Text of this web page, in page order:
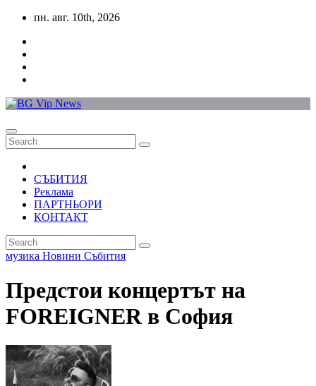
Skip
content
пн. авг. 10th, 2026
СЪБИТИЯ
Реклама
ПАРТНЬОРИ
КОНТАКТ
музика Новини Събития
Предстои концертът на
FOREIGNER в София